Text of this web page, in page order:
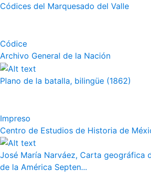
Códices del Marquesado del Valle
Códice
Archivo General de la Nación
Plano de la batalla, bilingüe (1862)
Impreso
Centro de Estudios de Historia de
José María Narváez, Carta geográfica
de la América Septen...